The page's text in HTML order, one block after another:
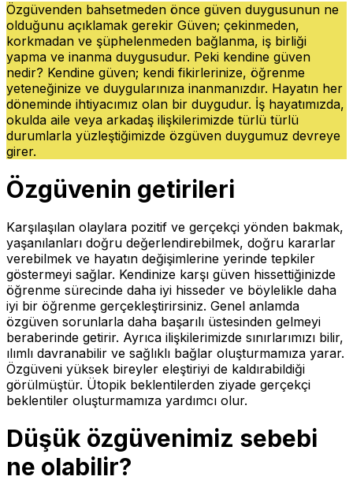
Özgüvenden bahsetmeden önce güven duygusunun ne
olduğunu açıklamak gerekir Güven; çekinmeden,
korkmadan ve şüphelenmeden bağlanma, iş birliği
yapma ve inanma duygusudur. Peki kendine güven
nedir? Kendine güven; kendi fikirlerinize, öğrenme
yeteneğinize ve duygularınıza inanmanızdır. Hayatın her
döneminde ihtiyacımız olan bir duygudur. İş hayatımızda,
okulda aile veya arkadaş ilişkilerimizde türlü türlü
durumlarla yüzleştiğimizde özgüven duygumuz devreye
girer.
Özgüvenin getirileri
Karşılaşılan olaylara pozitif ve gerçekçi yönden bakmak,
yaşanılanları doğru değerlendirebilmek, doğru kararlar
verebilmek ve hayatın değişimlerine yerinde tepkiler
göstermeyi sağlar. Kendinize karşı güven hissettiğinizde
öğrenme sürecinde daha iyi hisseder ve böylelikle daha
iyi bir öğrenme gerçekleştirirsiniz. Genel anlamda
özgüven sorunlarla daha başarılı üstesinden gelmeyi
beraberinde getirir. Ayrıca ilişkilerimizde sınırlarımızı bilir,
ılımlı davranabilir ve sağlıklı bağlar oluşturmamıza yarar.
Özgüveni yüksek bireyler eleştiriyi de kaldırabildiği
görülmüştür. Ütopik beklentilerden ziyade gerçekçi
beklentiler oluşturmamıza yardımcı olur.
Düşük özgüvenimiz sebebi
ne olabilir?